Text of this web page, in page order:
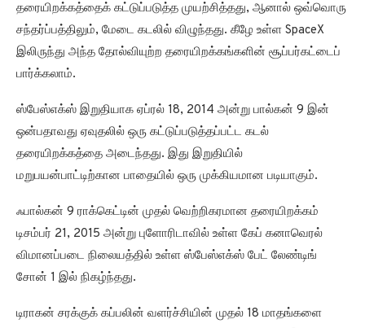
தரையிறக்கத்தைக் கட்டுப்படுத்த முயற்சித்தது, ஆனால் ஒவ்வொரு
சந்தர்ப்பத்திலும், மேடை கடலில் விழுந்தது. கீழே உள்ள SpaceX
இலிருந்து அந்த தோல்வியுற்ற தரையிறக்கங்களின் சூப்பர்கட்டைப்
பார்க்கலாம்.
ஸ்பேஸ்எக்ஸ் இறுதியாக ஏப்ரல் 18, 2014 அன்று பால்கன் 9 இன்
ஒன்பதாவது ஏவுதலில் ஒரு கட்டுப்படுத்தப்பட்ட கடல்
தரையிறக்கத்தை அடைந்தது. இது இறுதியில்
மறுபயன்பாட்டிற்கான பாதையில் ஒரு முக்கியமான படியாகும்.
ஃபால்கன் 9 ராக்கெட்டின் முதல் வெற்றிகரமான தரையிறக்கம்
டிசம்பர் 21, 2015 அன்று புளோரிடாவில் உள்ள கேப் கனாவெரல்
விமானப்படை நிலையத்தில் உள்ள ஸ்பேஸ்எக்ஸ் பேட் லேண்டிங்
சோன் 1 இல் நிகழ்ந்தது.
டிராகன் சரக்குக் கப்பலின் வளர்ச்சியின் முதல் 18 மாதங்களை